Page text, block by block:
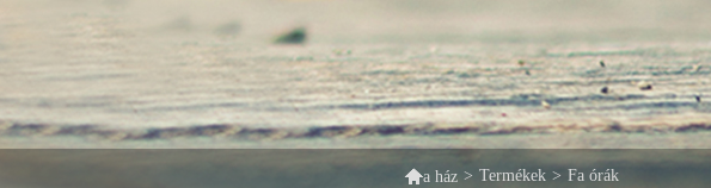
a ház > Termékek > Fa órák